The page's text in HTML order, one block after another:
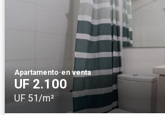
Apartamento·en venta
UF 2.100
UF 51/m²